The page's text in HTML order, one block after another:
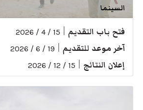
السينما
فتح باب التقديم 15 / 4 / 2026
آخر موعد للتقديم 19 / 6 / 2026
إعلان النتائج 15 / 12 / 2026